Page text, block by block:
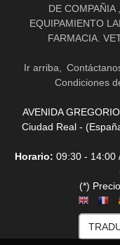
DE COMPAÑIA
EQUIPAMIENTO
FARMACIA.
Ir arriba
Condiciones
AVENIDA
Ciudad Real -
Horario: 09:30 - 14:00
(*)